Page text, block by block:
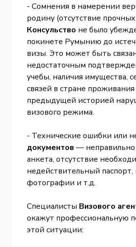
- Сомнения в намерении
родину (отсутствие
Консульство не было
покинете Румынию до
визы. Это может быть
недостаточным
учебы, наличия имущества,
связей в стране
предыдущей историей
визового режима.
- Технические ошибки или
документов — неправильно
анкета, отсутствие
недействительный
фотографии и т.д.
Специалисты Визового
окажут профессиональную
этой ситуации: